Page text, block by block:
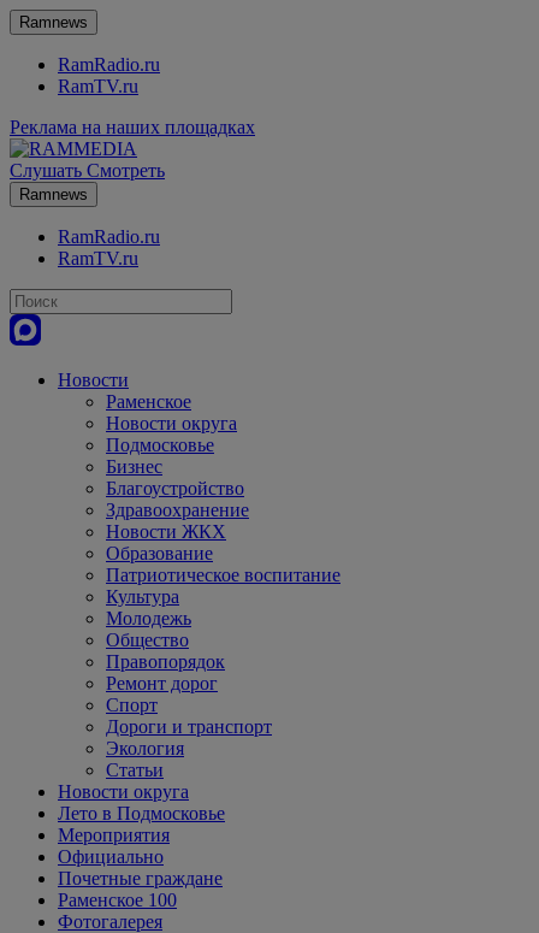
Ramnews
RamRadio.ru
RamTV.ru
Реклама на наших площадках
Слушать Смотреть
Ramnews
RamRadio.ru
RamTV.ru
Новости
Раменское
Новости округа
Подмосковье
Бизнес
Благоустройство
Здравоохранение
Новости ЖКХ
Образование
Патриотическое воспитание
Культура
Молодежь
Общество
Правопорядок
Ремонт дорог
Спорт
Дороги и транспорт
Экология
Статьи
Новости округа
Лето в Подмосковье
Мероприятия
Официально
Почетные граждане
Раменское 100
Фотогалерея